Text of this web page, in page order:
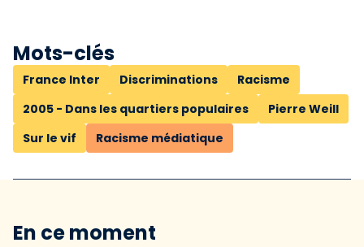
Mots-clés
France Inter Discriminations
Racisme
2005 - Dans les quartiers populaires
Pierre Weill
Sur le vif
Racisme médiatique
En ce moment